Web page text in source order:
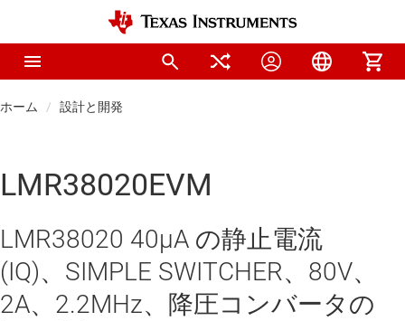
ホーム 設計と開発
LMR38020EVM
LMR38020 40μA の静止電流
(IQ)、SIMPLE SWITCHER、80V、
2A、2.2MHz、降圧コンバータの